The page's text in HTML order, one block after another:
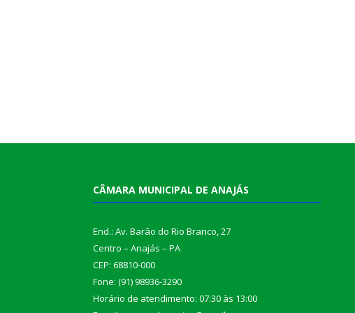
CÂMARA MUNICIPAL DE ANAJÁS
End.: Av. Barão do Rio Branco, 27
Centro – Anajás – PA
CEP: 68810-000
Fone: (91) 98936-3290
Horário de atendimento: 07:30 às 13:00